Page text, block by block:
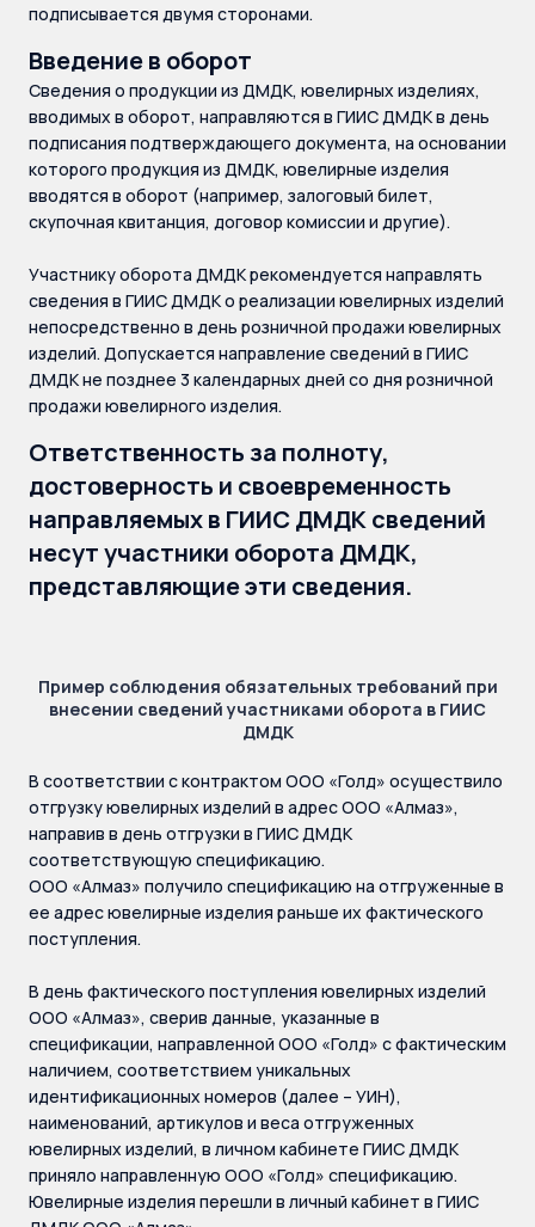
подписывается двумя сторонами.
Введение в оборот
Сведения о продукции из ДМДК, ювелирных изделиях,
вводимых в оборот, направляются в ГИИС ДМДК в день
подписания подтверждающего документа, на основании
которого продукция из ДМДК, ювелирные изделия
вводятся в оборот (например, залоговый билет,
скупочная квитанция, договор комиссии и другие).
Участнику оборота ДМДК рекомендуется направлять
сведения в ГИИС ДМДК о реализации ювелирных изделий
непосредственно в день розничной продажи ювелирных
изделий. Допускается направление сведений в ГИИС
ДМДК не позднее 3 календарных дней со дня розничной
продажи ювелирного изделия.
Ответственность за полноту,
достоверность и своевременность
направляемых в ГИИС ДМДК сведений
несут участники оборота ДМДК,
представляющие эти сведения.
Пример соблюдения обязательных требований при
внесении сведений участниками оборота в ГИИС
ДМДК
В соответствии с контрактом ООО «Голд» осуществило
отгрузку ювелирных изделий в адрес ООО «Алмаз»,
направив в день отгрузки в ГИИС ДМДК
соответствующую спецификацию.
ООО «Алмаз» получило спецификацию на отгруженные в
ее адрес ювелирные изделия раньше их фактического
поступления.
В день фактического поступления ювелирных изделий
ООО «Алмаз», сверив данные, указанные в
спецификации, направленной ООО «Голд» с фактическим
наличием, соответствием уникальных
идентификационных номеров (далее – УИН),
наименований, артикулов и веса отгруженных
ювелирных изделий, в личном кабинете ГИИС ДМДК
приняло направленную ООО «Голд» спецификацию.
Ювелирные изделия перешли в личный кабинет в ГИИС